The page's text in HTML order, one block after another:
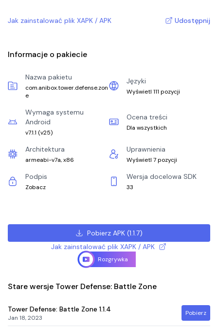
Jak zainstalować plik XAPK / APK Udostępnij
Informacje o pakiecie
Nazwa pakietu
com.anibox.tower.defense.zon
e
Języki
Wyświetl 111 pozycji
Wymaga systemu
Android
v7.1.1 (v25)
Ocena treści
Dla wszystkich
Architektura
armeabi-v7a, x86
Uprawnienia
Wyświetl 7 pozycji
Podpis
Zobacz
Wersja docelowa SDK
33
Pobierz APK(1.1.7)
Jak zainstalować plik XAPK / APK
Rozgrywka
Stare wersje Tower Defense: Battle Zone
Tower Defense: Battle Zone 1.1.4
Jan 18, 2023
Pobierz